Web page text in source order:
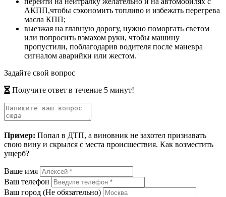
АКПП,чтобы сэкономить топливо и избежать перегрева
масла КПП;
выезжая на главную дорогу, нужно поморгать светом
или попросить взмахом руки, чтобы машину
пропустили, поблагодарив водителя после маневра
сигналом аварийки или жестом.
Задайте свой вопрос
Получите ответ в течение 5 минут!
Пример: Попал в ДТП, а виновник не захотел признавать
свою вину и скрылся с места происшествия. Как возместить
ущерб?
Ваше имя
Ваш телефон
Ваш город (Не обязательно)